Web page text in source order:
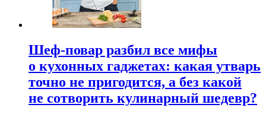
Шеф-повар разбил все мифы
о кухонных гаджетах: какая утварь
точно не пригодится, а без какой
не сотворить кулинарный шедевр?